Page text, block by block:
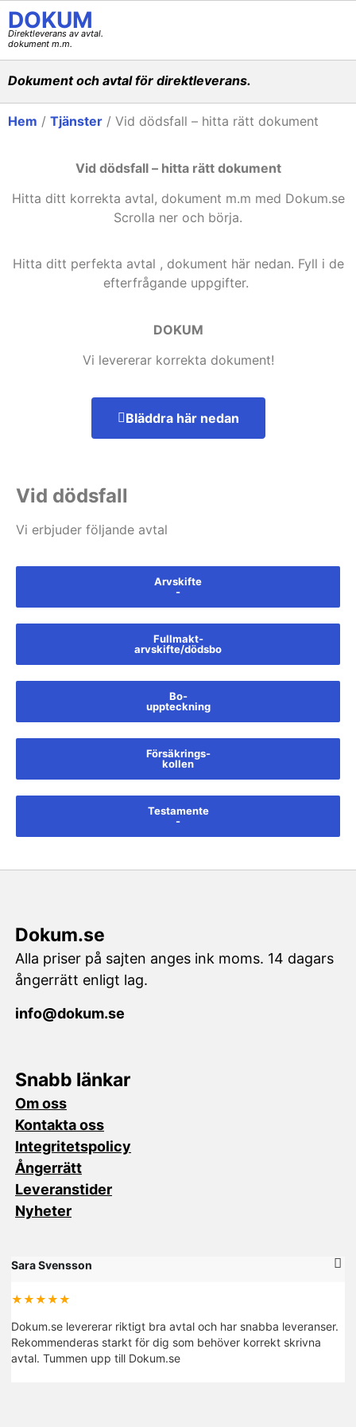
DOKUM
Direktleverans av avtal.
dokument m.m.
Dokument och avtal för direktleverans.
Hem / Tjänster / Vid dödsfall – hitta rätt dokument
Vid dödsfall – hitta rätt dokument
Hitta ditt korrekta avtal, dokument m.m med Dokum.se
Scrolla ner och börja.
Hitta ditt perfekta avtal , dokument här nedan. Fyll i de
efterfrågande uppgifter.
DOKUM
Vi levererar korrekta dokument!
Bläddra här nedan
Vid dödsfall
Vi erbjuder följande avtal
Arvskifte
-
Fullmakt-
arvskifte/dödsbo
Bo-
uppteckning
Försäkrings-
kollen
Testamente
-
Dokum.se
Alla priser på sajten anges ink moms. 14 dagars
ångerrätt enligt lag.
info@dokum.se
Snabb länkar
Om oss
Kontakta oss
Integritetspolicy
Ångerrätt
Leveranstider
Nyheter
Sara Svensson
★★★★★
Dokum.se levererar riktigt bra avtal och har snabba leveranser.
Rekommenderas starkt för dig som behöver korrekt skrivna
avtal. Tummen upp till Dokum.se